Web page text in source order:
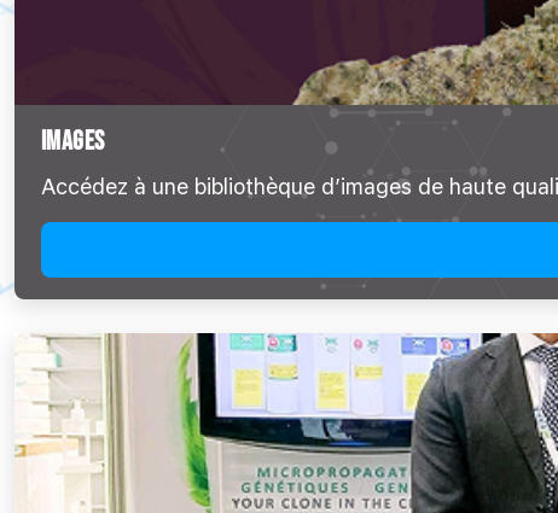
IMAGES
Accédez à une bibliothèque d’images de haute